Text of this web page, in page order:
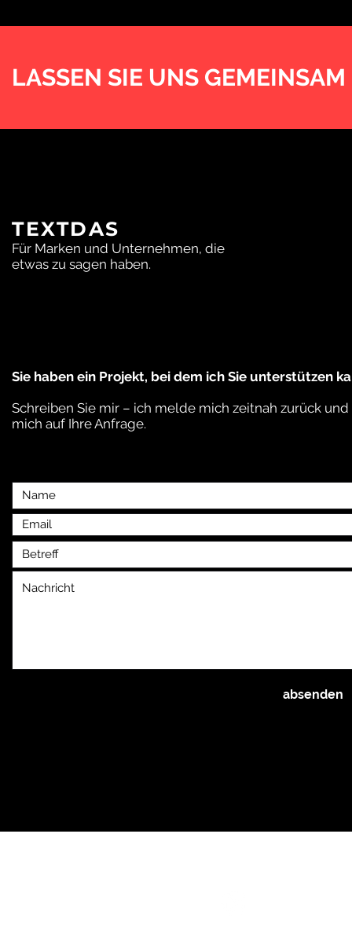
LASSEN SIE UNS
TEXTDAS
Für Marken und Unternehmen, die
etwas zu sagen haben.
Sie haben ein Projekt, bei dem ich Sie unterstützen
Schreiben Sie mir – ich melde mich zeitnah zurück
mich auf Ihre Anfrage.
absenden